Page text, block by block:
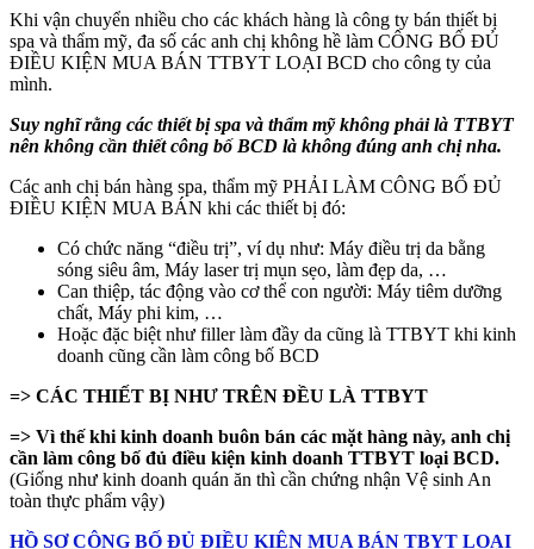
Khi vận chuyển nhiều cho các khách hàng là công ty bán thiết bị
spa và thẩm mỹ, đa số các anh chị không hề làm CÔNG BỐ ĐỦ
ĐIỀU KIỆN MUA BÁN TTBYT LOẠI BCD cho công ty của
mình.
Suy nghĩ rằng các thiết bị spa và thẩm mỹ không phải là TTBYT
nên không cần thiết công bố BCD là không đúng anh chị nha.
Các anh chị bán hàng spa, thẩm mỹ PHẢI LÀM CÔNG BỐ ĐỦ
ĐIỀU KIỆN MUA BÁN khi các thiết bị đó:
Có chức năng “điều trị”, ví dụ như: Máy điều trị da bằng
sóng siêu âm, Máy laser trị mụn sẹo, làm đẹp da, …
Can thiệp, tác động vào cơ thể con người: Máy tiêm dưỡng
chất, Máy phi kim, …
Hoặc đặc biệt như filler làm đầy da cũng là TTBYT khi kinh
doanh cũng cần làm công bố BCD
=> CÁC THIẾT BỊ NHƯ TRÊN ĐỀU LÀ TTBYT
=> Vì thế khi kinh doanh buôn bán các mặt hàng này, anh chị
cần làm công bố đủ điều kiện kinh doanh TTBYT loại BCD.
(Giống như kinh doanh quán ăn thì cần chứng nhận Vệ sinh An
toàn thực phẩm vậy)
HỒ SƠ CÔNG BỐ ĐỦ ĐIỀU KIỆN MUA BÁN TBYT LOẠI